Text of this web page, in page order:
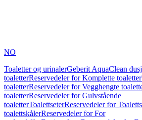
NO
Toaletter og urinalerGeberit AquaClean
toaletterReservedeler for Komplette toaletter
toaletterReservedeler for Vegghengte
toaletterReservedeler for Gulvstående
toaletterToalettseterReservedeler for
toalettskålerReservedeler for For